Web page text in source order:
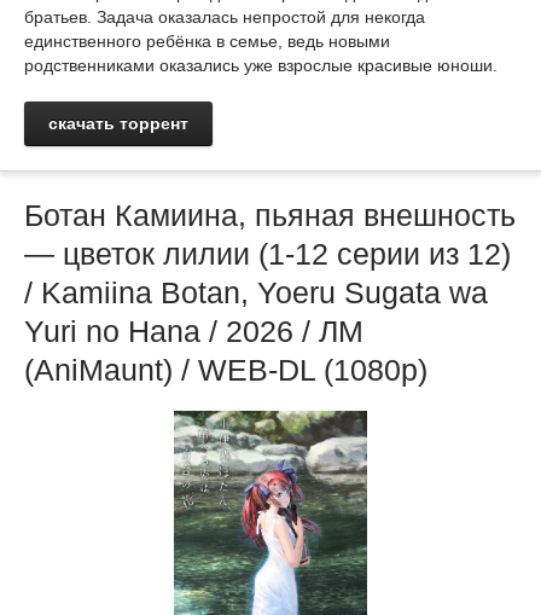
братьев. Задача оказалась непростой для некогда
единственного ребёнка в семье, ведь новыми
родственниками оказались уже взрослые красивые юноши.
скачать торрент
Ботан Камиина, пьяная внешность
— цветок лилии (1-12 серии из 12)
/ Kamiina Botan, Yoeru Sugata wa
Yuri no Hana / 2026 / ЛМ
(AniMaunt) / WEB-DL (1080p)